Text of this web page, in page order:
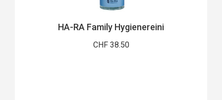
HA-RA Family Hygienereini
CHF 38.50